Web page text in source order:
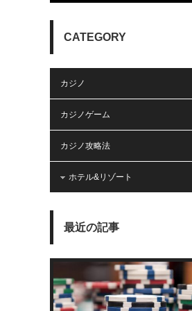
CATEGORY
カジノ
カジノゲーム
カジノ攻略法
ホテル&リゾート
最近の記事